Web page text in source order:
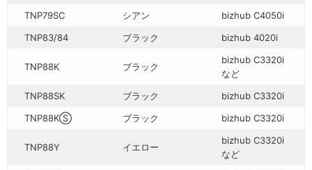
TNP79SC
シアン
bizhub C4050i
TNP83/84
ブラック bizhub 4020i
TNP88K ブラック
bizhub C3320i
など
TNP88SK
ブラック
bizhub C3320i
TNP88KⓈ
ブラック bizhub C3320i
TNP88Y イエロー
bizhub C3320i
など